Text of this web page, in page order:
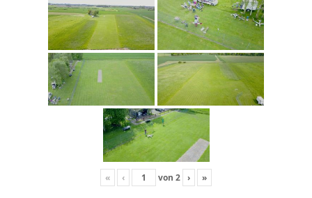
« ‹ von 2 › »